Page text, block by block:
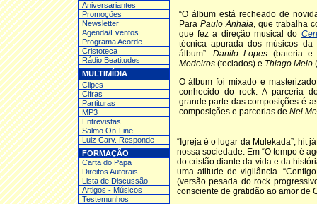
Aniversariantes
Promoções
Newsletter
Agenda/Eventos
Programa Acorde
Cristoteca
Rádio Beatitudes
MULTIMÍDIA
Clipes
Cifras
Partituras
MP3
Entrevistas
Salmo On-Line
Luiz Carv. Responde
FORMAÇÃO
Carta do Papa
Direitos Autorais
Lista de Discussão
Artigos - Músicos
Testemunhos
“O álbum está recheado de
Para Paulo Anhaia, que trabalha
que fez a direção musical do
técnica apurada dos músicos
álbum”. Danilo Lopes (bateria
Medeiros(teclados) e Thiago Melo
O álbum foi mixado e
conhecido do rock. A parceria
grande parte das composições é
composições e parcerias de Nei
“Igreja é o lugar da Mulekada”, hit
nossa sociedade. Em “O tempo é
do cristão diante da vida e da
uma atitude de vigilância.
(versão pesada do rock
consciente de gratidão ao amor de